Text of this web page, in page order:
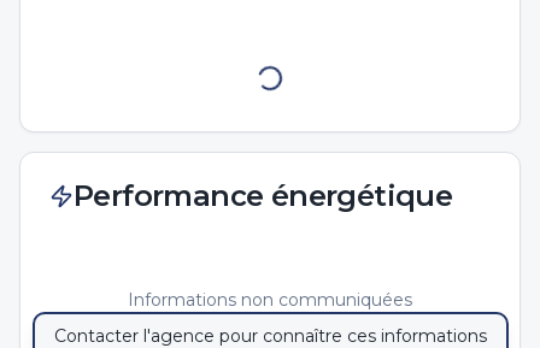
Performance énergétique
Informations non communiquées
Contacter l'agence pour connaître ces informations